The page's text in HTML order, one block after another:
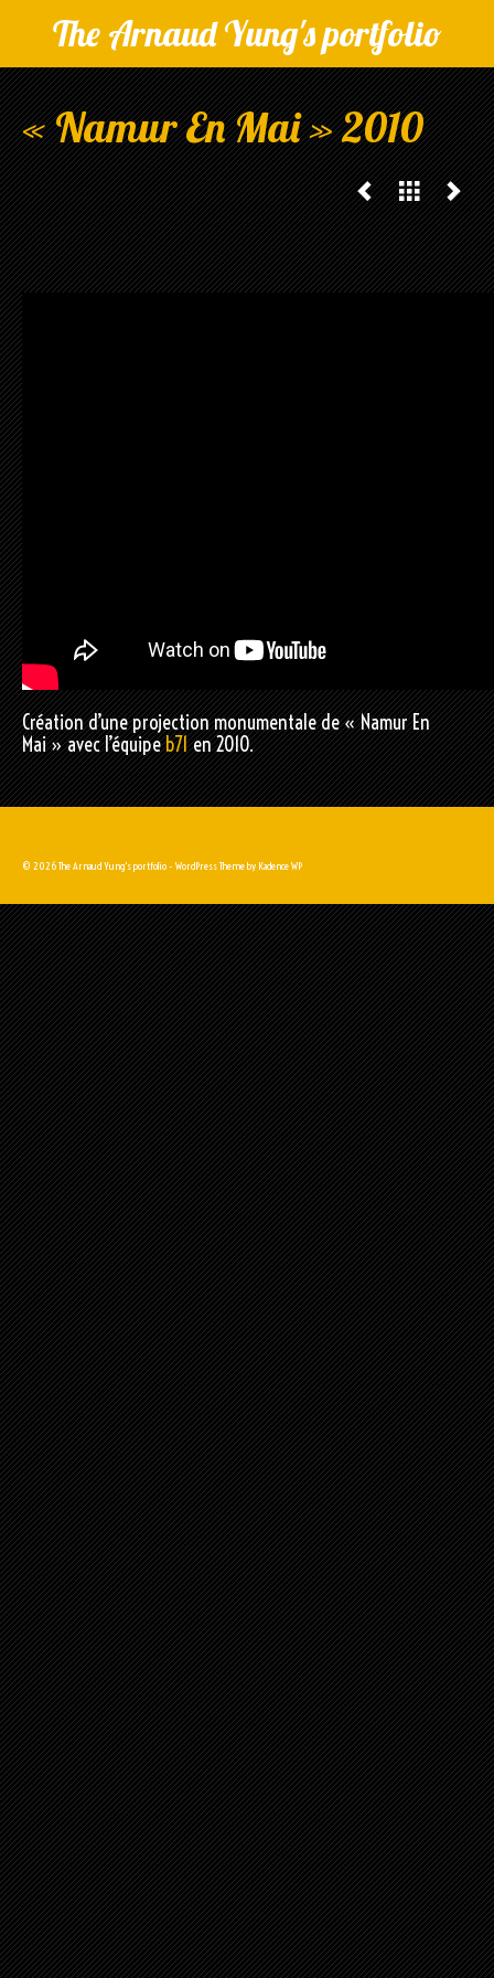
The Arnaud Yung's portfolio
« Namur En Mai » 2010
Création d’une projection monumentale de « Namur En
Mai » avec l’équipeb71en 2010.
© 2026 The Arnaud Yung's portfolio - WordPress Theme by Kadence WP